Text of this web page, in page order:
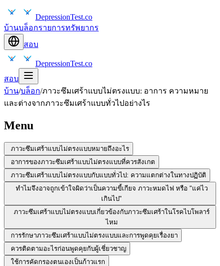
DepressionTest.co
บ้านบล็อกรายการทรัพยากร
สอบ
DepressionTest.co
สอบ
บ้าน/บล็อก/ภาวะซึมเศร้าแบบไม่ตรงแบบ: อาการ ความหมาย
และต่างจากภาวะซึมเศร้าแบบทั่วไปอย่างไร
Menu
ภาวะซึมเศร้าแบบไม่ตรงแบบหมายถึงอะไร
อาการของภาวะซึมเศร้าแบบไม่ตรงแบบที่ควรสังเกต
ภาวะซึมเศร้าแบบไม่ตรงแบบกับแบบทั่วไป: ความแตกต่างในทางปฏิบัติ
ทำไมจึงอาจถูกเข้าใจผิดว่าเป็นความขี้เกียจ ภาวะหมดไฟ หรือ "แค่ไว
เกินไป"
ภาวะซึมเศร้าแบบไม่ตรงแบบเกี่ยวข้องกับภาวะซึมเศร้าในโรคไบโพลาร์
ไหม
การรักษาภาวะซึมเศร้าแบบไม่ตรงแบบและการพูดคุยเรื่องยา
ควรติดตามอะไรก่อนพูดคุยกับผู้เชี่ยวชาญ
ใช้การคัดกรองตนเองเป็นก้าวแรก